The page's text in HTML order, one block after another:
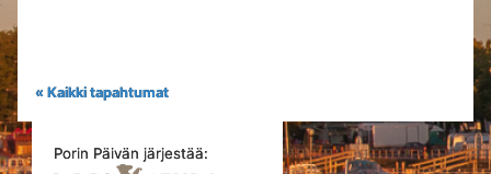
« Kaikki tapahtumat
Porin Päivän järjestää: